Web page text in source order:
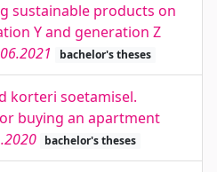
sustainable products on
Y and generation Z
bachelor's theses
korteri soetamisel.
buying an apartment
bachelor's theses